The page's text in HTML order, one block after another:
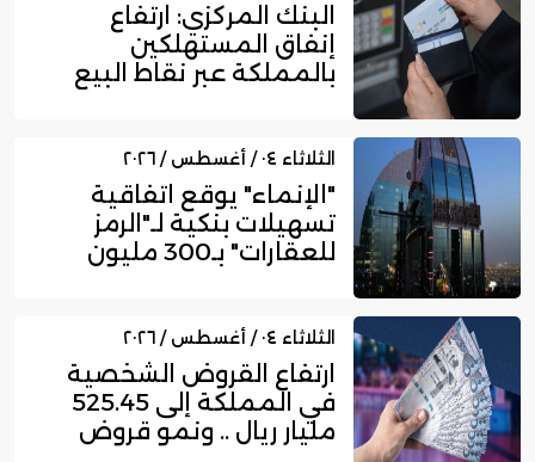
البنك المركزي: ارتفاع
إنفاق المستهلكين
بالمملكة عبر نقاط البيع
الثلاثاء ٠٤ / أغسطس / ٢٠٢٦
"الإنماء" يوقع اتفاقية
تسهيلات بنكية لـ"الرمز
للعقارات" بـ300 مليون
الثلاثاء ٠٤ / أغسطس / ٢٠٢٦
ارتفاع القروض الشخصية
في المملكة إلى 525.45
مليار ريال .. ونمو قروض